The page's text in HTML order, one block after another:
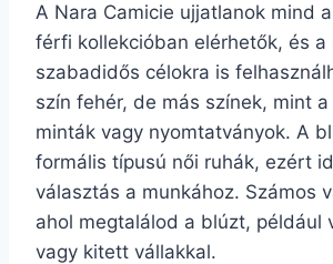
A Nara Camicie ujjatlanok mind
férfi kollekcióban elérhetők, és
szabadidős célokra is
szín fehér, de más színek, mint
minták vagy nyomtatványok. A
formális típusú női ruhák, ezért
választás a munkához. Számos
ahol megtalálod a blúzt, például
vagy kitett vállakkal.